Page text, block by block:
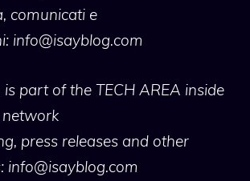
comunicati e
info@isayblog.com
is part of the TECH AREA inside
press releases and other
info@isayblog.com